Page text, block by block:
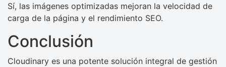
Sí, las imágenes optimizadas mejoran la velocidad de
carga de la página y el rendimiento SEO.
Conclusión
Cloudinary es una potente solución integral de gestión